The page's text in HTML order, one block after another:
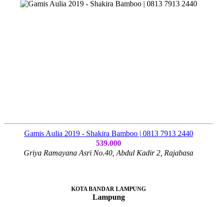
Gamis Aulia 2019 - Shakira Bamboo | 0813 7913 2440
539.000
Griya Ramayana Asri No.40, Abdul Kadir 2, Rajabasa
KOTA BANDAR LAMPUNG
Lampung